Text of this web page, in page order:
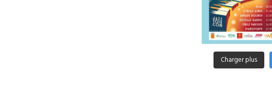
Charger plus